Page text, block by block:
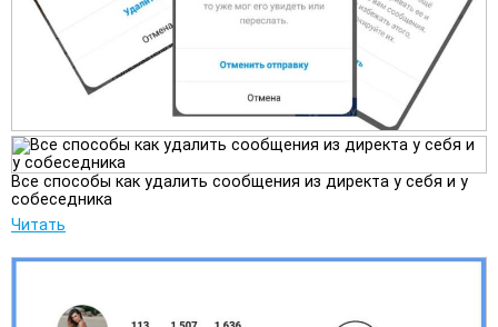
Все способы как удалить сообщения из директа у себя и у
собеседника
Читать